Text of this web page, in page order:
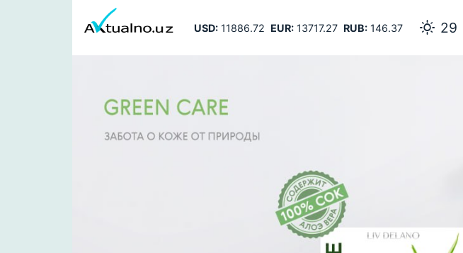
USD:11886.72 EUR:13717.27 RUB:146.37 29